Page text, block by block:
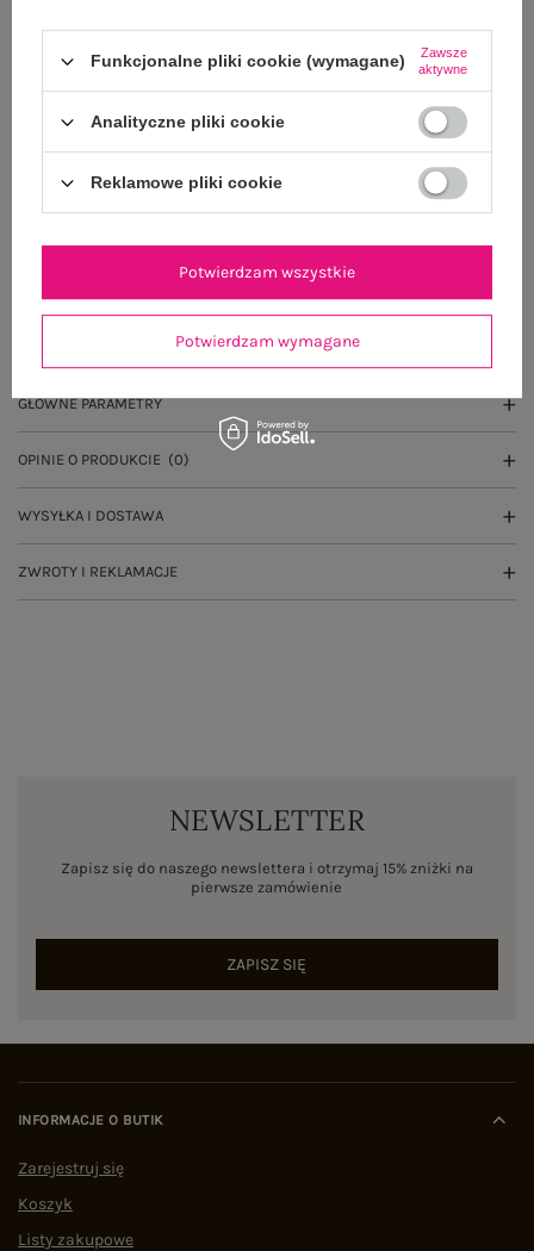
Dostawaod 7,99 zł
Wysyłka wponiedziałek
GŁÓWNE PARAMETRY
OPINIE O PRODUKCIE (0)
WYSYŁKA I DOSTAWA
ZWROTY I REKLAMACJE
NEWSLETTER
Zapisz się do naszego newslettera i otrzymaj 15% zniżki na
pierwsze zamówienie
ZAPISZ SIĘ
INFORMACJE O BUTIK
Zarejestruj się
Koszyk
Listy zakupowe
Funkcjonalne pliki cookie (wymagane)
Zawsze
aktywne
Analityczne pliki cookie
Reklamowe pliki cookie
Potwierdzam wymagane
Potwierdzam wszystkie